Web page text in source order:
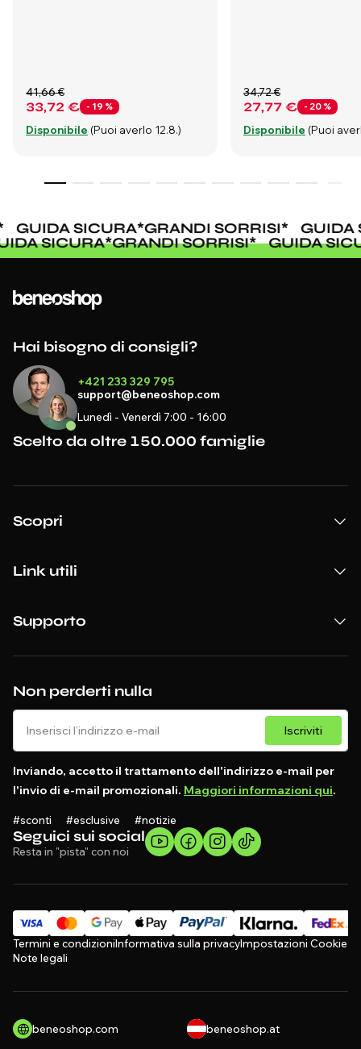
33,72 € - 19 %
41,66 €
Disponibile (Puoi averlo 12.8.)
27,77 € - 20 %
34,72 €
Disponibile (Puoi
GUIDA SICURA*GRANDI SORRISI*
GUIDA
SICURA*GRANDI SORRISI* GUIDA
Seguici sui social
Resta in "pista" con noi
Non perderti nulla
Iscriviti
Inviando, accetto il trattamento dell'indirizzo e-mail per
l'invio di e-mail promozionali. Maggiori informazioni qui.
#sconti #esclusive #notizie
Hai bisogno di consigli?
+421 233 329 795
support@beneoshop.com
Lunedì - Venerdì 7:00 - 16:00
Scelto da oltre 150.000 famiglie
Scopri
Link utili
Supporto
Termini e condizioniInformativa sulla privacyImpostazioni Cookie
Note legali
beneoshop.com beneoshop.at